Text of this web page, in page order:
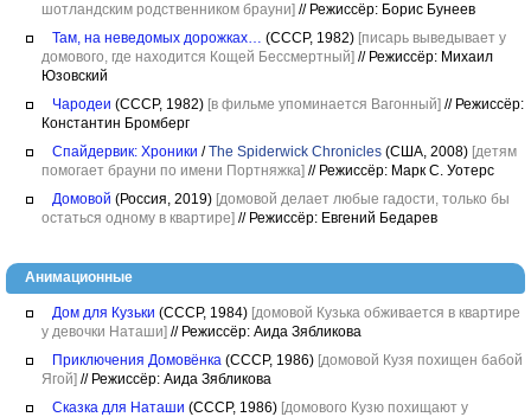
шотландским родственником брауни] //Режиссёр: Борис Бунеев
Там, на неведомых дорожках… (СССР, 1982) [писарь выведывает у
домового, где находится Кощей Бессмертный] //Режиссёр: Михаил
Юзовский
Чародеи (СССР, 1982) [в фильме упоминается Вагонный] //Режиссёр:
Константин Бромберг
Спайдервик: Хроники /The Spiderwick Chronicles (США, 2008) [детям
помогает брауни по имени Портняжка] //Режиссёр: Марк С. Уотерс
Домовой (Россия, 2019) [домовой делает любые гадости, только бы
остаться одному в квартире] //Режиссёр: Евгений Бедарев
Анимационные
Дом для Кузьки (СССР, 1984) [домовой Кузька обживается в квартире
у девочки Наташи] //Режиссёр: Аида Зябликова
Приключения Домовёнка (СССР, 1986) [домовой Кузя похищен бабой
Ягой] //Режиссёр: Аида Зябликова
Сказка для Наташи (СССР, 1986) [домового Кузю похищают у